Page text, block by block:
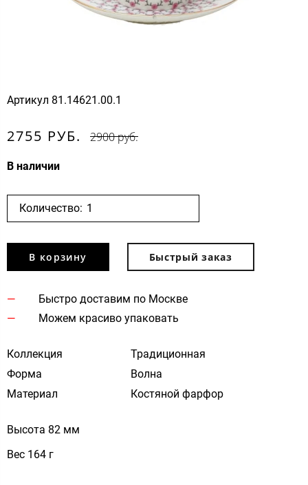
Артикул 81.14621.00.1
2755 РУБ. 2900 руб.
В наличии
Количество:
В корзину Быстрый заказ
Быстро доставим по Москве
Можем красиво упаковать
Коллекция
Традиционная
Форма
Волна
Материал
Костяной фарфор
Высота 82 мм
Вес 164 г